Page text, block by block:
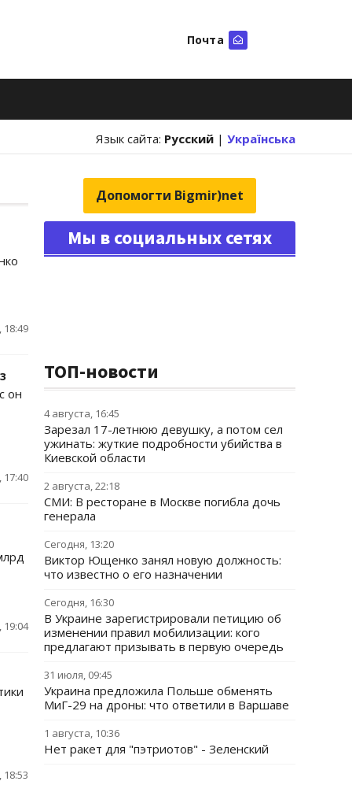
Почта
Язык сайта: Русский | Українська
18:49
он
17:40
19:04
Допомогти Bigmir)net
Мы в социальных сетях
ТОП-новости
4 августа, 16:45
Зарезал 17-летнюю девушку, а потом сел
ужинать: жуткие подробности убийства в
Киевской области
2 августа, 22:18
СМИ: В ресторане в Москве погибла дочь
генерала
Сегодня, 13:20
Виктор Ющенко занял новую должность:
что известно о его назначении
Сегодня, 16:30
В Украине зарегистрировали петицию об
изменении правил мобилизации: кого
предлагают призывать в первую очередь
31 июля, 09:45
Украина предложила Польше обменять
МиГ-29 на дроны: что ответили в Варшаве
1 августа, 10:36
Нет ракет для "пэтриотов" - Зеленский